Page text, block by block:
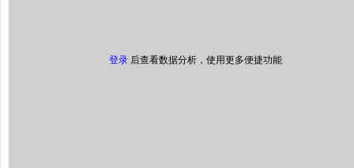
登录 后查看数据分析，使用更多便捷功能